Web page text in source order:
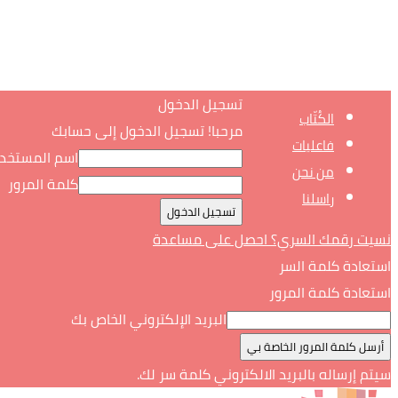
الكُتّاب
فاعليات
من نحن
راسلنا
تسجيل الدخول
مرحبا! تسجيل الدخول إلى حسابك
اسم
كلمة المرور
نسيت رقمك السري؟ احصل على مساعدة
استعادة كلمة السر
استعادة كلمة المرور
البريد الإلكتروني الخاص بك
سيتم إرساله بالبريد الالكتروني كلمة سر لك.